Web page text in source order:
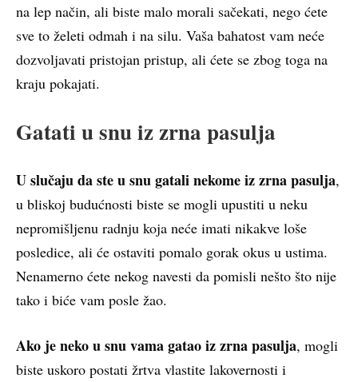
na lep način, ali biste malo morali sačekati, nego ćete
sve to želeti odmah i na silu. Vaša bahatost vam neće
dozvoljavati pristojan pristup, ali ćete se zbog toga na
kraju pokajati.
Gatati u snu iz zrna pasulja
U slučaju da ste u snu gatali nekome iz zrna pasulja,
u bliskoj budućnosti biste se mogli upustiti u neku
nepromišljenu radnju koja neće imati nikakve loše
posledice, ali će ostaviti pomalo gorak okus u ustima.
Nenamerno ćete nekog navesti da pomisli nešto što nije
tako i biće vam posle žao.
Ako je neko u snu vama gatao iz zrna pasulja, mogli
biste uskoro postati žrtva vlastite lakovernosti i